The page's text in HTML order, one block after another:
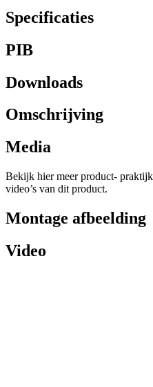
Specificaties
PIB
Downloads
Omschrijving
Media
Bekijk hier meer product-
video’s van dit product.
Montage afbeelding
Video